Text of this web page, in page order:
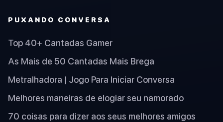
PUXANDO CONVERSA
Top 40+ Cantadas Gamer
As Mais de 50 Cantadas Mais Brega
Metralhadora | Jogo Para Iniciar Conversa
Melhores maneiras de elogiar seu namorado
70 coisas para dizer aos seus melhores amigos